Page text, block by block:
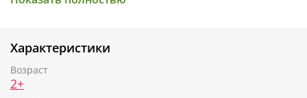
версии одних и тех же событий. Умение смотреть на
происходящее под другим углом - полезный навык в
современном мире.
Характеристики
Возраст
2+